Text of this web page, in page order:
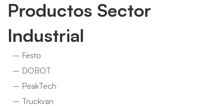
Productos Sector
Industrial
– Festo
– DOBOT
– PeakTech
– Truckvan